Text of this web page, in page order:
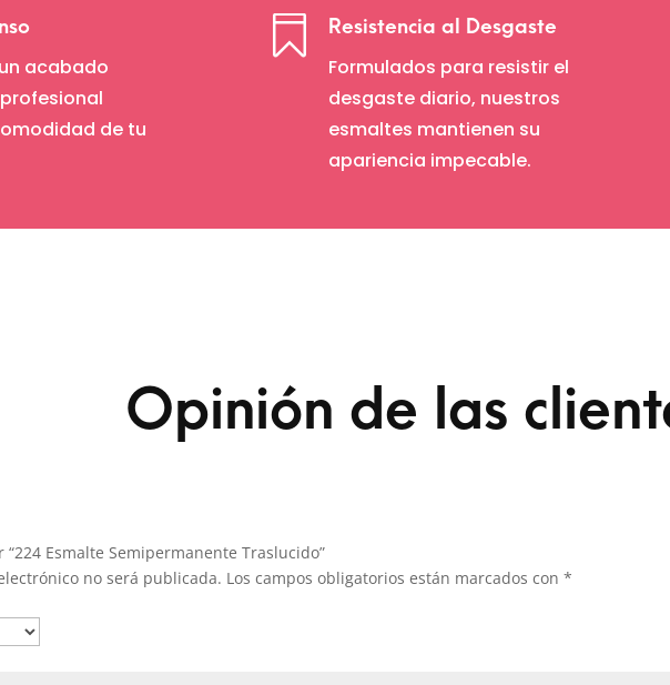
acabado
de tu
 Resistencia al Desgaste
Formulados para resistir el
desgaste diario, nuestros
esmaltes mantienen su
apariencia impecable.
Opinión de las
Esmalte Semipermanente Traslucido”
no será publicada. Los campos obligatorios están marcados con*